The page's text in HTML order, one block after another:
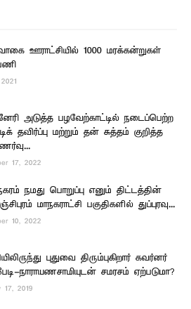
ஊராட்சியில் 1000 மரக்கன்றுகள்
அடுத்த பழவேற்காட்டில் நடைப்பெற்ற
தவிர்ப்பு மற்றும் தன் சுத்தம் குறித்த
17, 2022
நமது பொறுப்பு எனும் திட்டத்தின்
மாநகராட்சி பகுதிகளில் துப்புரவு...
10, 2022
புதுவை திரும்புகிறார் கவர்னர்
நாராயணசாமியுடன் சமரசம் ஏற்படுமா?
17, 2019